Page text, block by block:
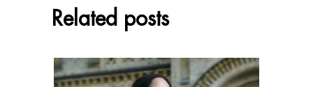
Related posts